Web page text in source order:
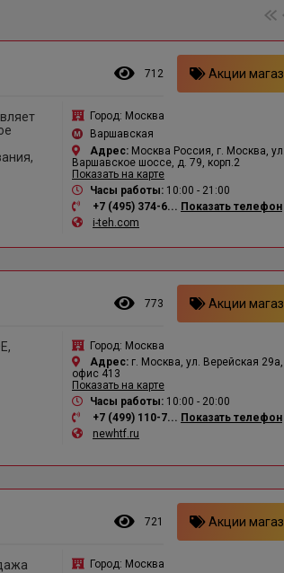
712 Акции
Город: Москва
Варшавская
Адрес: Москва Россия, г. Москва, ул.
Варшавское шоссе, д. 79, корп.2
Показать на карте
Часы работы: 10:00 - 21:00
+7 (495) 374-6... Показать телефон
i-teh.com
773 Акции
Город: Москва
Адрес: г. Москва, ул. Верейская 29а,
офис 413
Показать на карте
Часы работы: 10:00 - 20:00
+7 (499) 110-7... Показать телефон
newhtf.ru
721 Акции
Город: Москва